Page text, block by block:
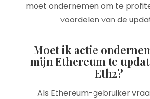
moet ondernemen om te
voordelen van de
Moet ik actie
mijn Ethereum te
Eth2?
Als Ethereum-gebruiker